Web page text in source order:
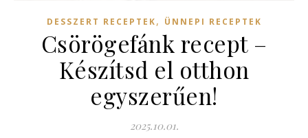
DESSZERT RECEPTEK, ÜNNEPI RECEPTEK
Csörögefánk recept –
Készítsd el otthon
egyszerűen!
2025.10.01.